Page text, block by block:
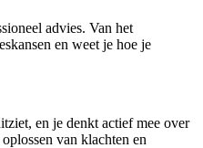
advies. Van het
en weet je hoe je
en je denkt actief mee over
van klachten en